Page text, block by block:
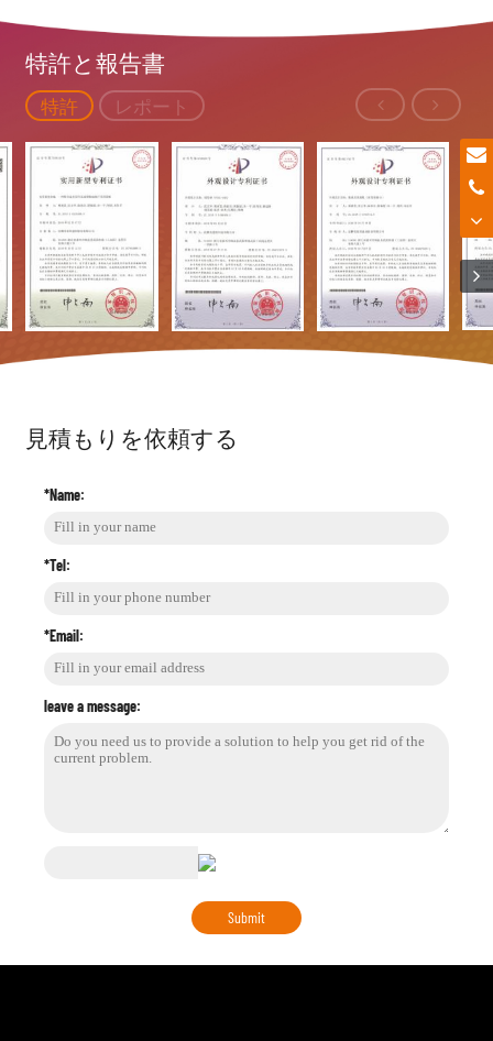
特許と報告書
特許 レポート
見積もりを依頼する
*Name:
*Tel:
*Email:
leave a message: